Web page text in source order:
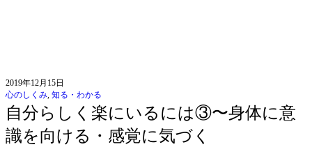
2019年12月15日
心のしくみ, 知る・わかる
自分らしく楽にいるには③〜身体に意
識を向ける・感覚に気づく